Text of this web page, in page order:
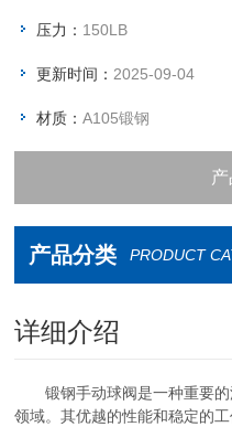
压力： 150LB
更新时间： 2025-09-04
材质：A105锻钢
资
联
产品分类 PRODUCT
详细介绍
锻钢手动球阀是一种重要的
领域。其优越的性能和稳定的